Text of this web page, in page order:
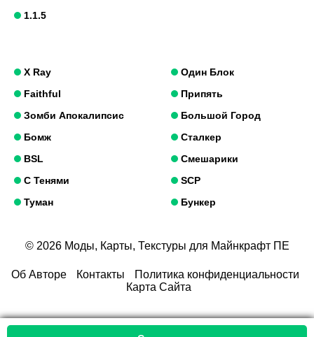
1.1.5
X Ray
Faithful
Зомби Апокалипсис
Бомж
BSL
С Тенями
Туман
Один Блок
Припять
Большой Город
Сталкер
Смешарики
SCP
Бункер
© 2026 Моды, Карты, Текстуры для Майнкрафт ПЕ
Об Авторе Контакты
Политика конфиденциальности
Карта Сайта